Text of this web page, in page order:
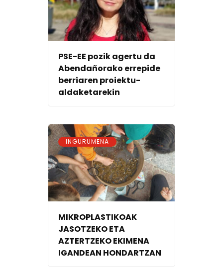
PSE-EE pozik agertu da
Abendañorako errepide
berriaren proiektu-
aldaketarekin
INGURUMENA
MIKROPLASTIKOAK
JASOTZEKO ETA
AZTERTZEKO EKIMENA
IGANDEAN HONDARTZAN